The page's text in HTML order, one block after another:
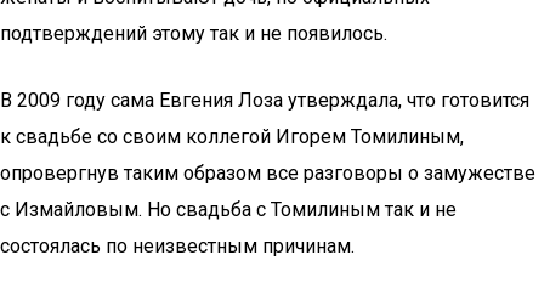
подтверждений этому так и не появилось.
В 2009 году сама Евгения Лоза утверждала, что готовится
к свадьбе со своим коллегой Игорем Томилиным,
опровергнув таким образом все разговоры о замужестве
с Измайловым. Но свадьба с Томилиным так и не
состоялась по неизвестным причинам.